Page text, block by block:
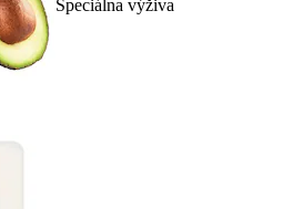
Špeciálna výživa